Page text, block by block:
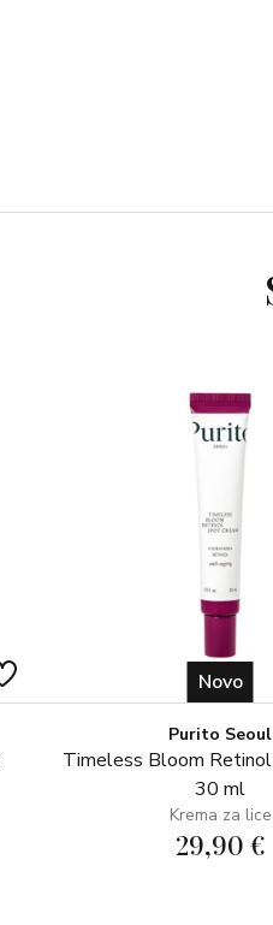
Novo
Purito Seoul
Timeless Bloom
30 ml
Krema za lice
29,90 €